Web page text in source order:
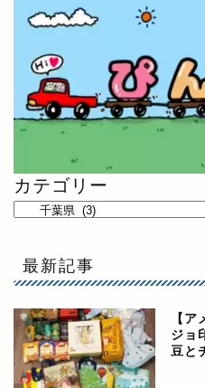
カテゴリー
最新記事
【
ジョ
豆と